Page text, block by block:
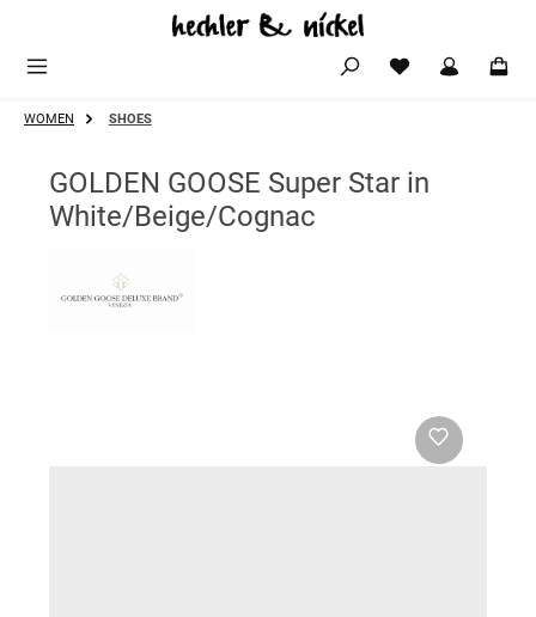
Zum Hauptinhalt springen
WOMEN SHOES
GOLDEN GOOSE Super Star in
White/Beige/Cognac